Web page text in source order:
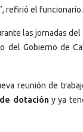
refirió el funcionario.
las jornadas del
del Gobierno de
reunión de
dotacióny ya